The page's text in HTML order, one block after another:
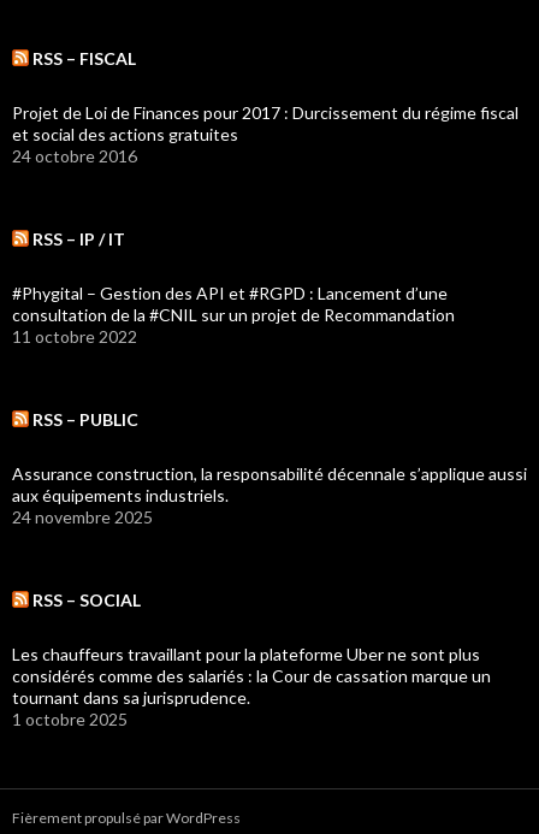
RSS – FISCAL
Projet de Loi de Finances pour 2017 : Durcissement du régime fiscal
et social des actions gratuites
24 octobre 2016
RSS – IP / IT
#Phygital – Gestion des API et #RGPD : Lancement d’une
consultation de la #CNIL sur un projet de Recommandation
11 octobre 2022
RSS – PUBLIC
Assurance construction, la responsabilité décennale s’applique aussi
aux équipements industriels.
24 novembre 2025
RSS – SOCIAL
Les chauffeurs travaillant pour la plateforme Uber ne sont plus
considérés comme des salariés : la Cour de cassation marque un
tournant dans sa jurisprudence.
1 octobre 2025
Fièrement propulsé par WordPress